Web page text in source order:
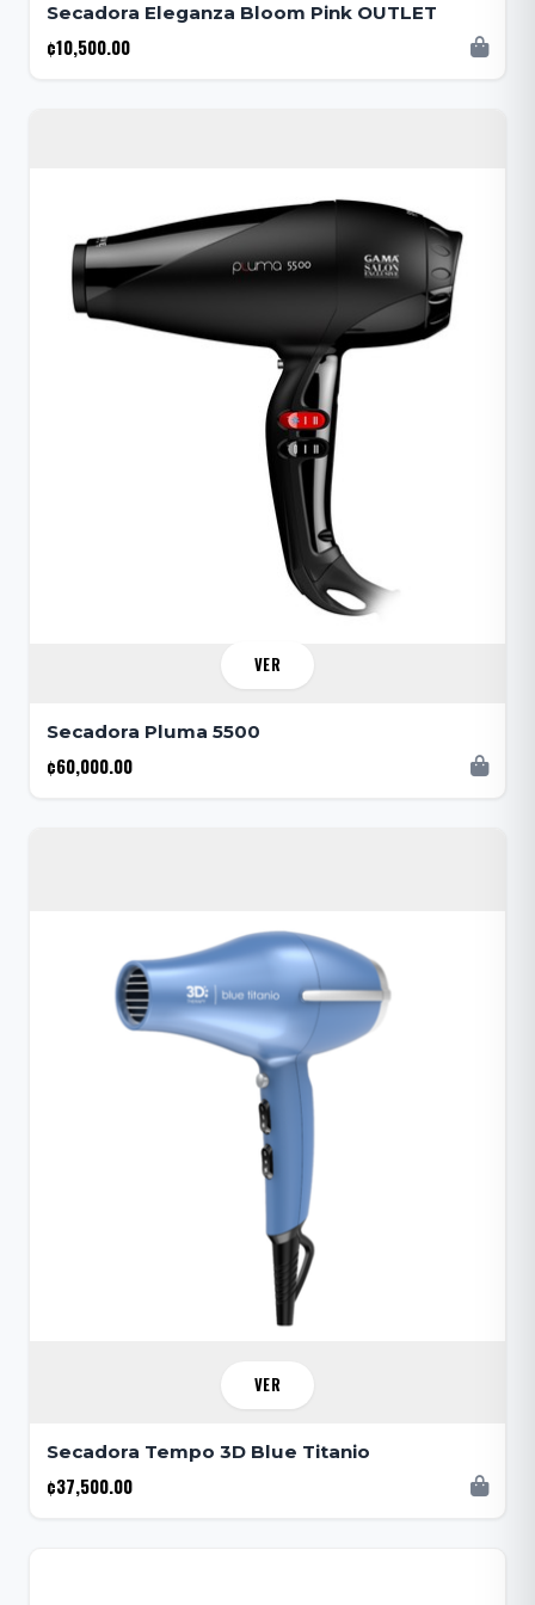
Secadora Eleganza Bloom Pink OUTLET
¢10,500.00
VER
Secadora Pluma 5500
¢60,000.00
VER
Secadora Tempo 3D Blue Titanio
¢37,500.00